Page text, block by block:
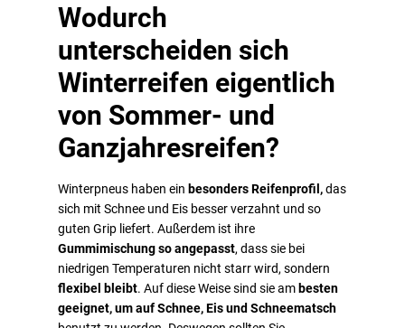
Wodurch
unterscheiden sich
Winterreifen eigentlich
von Sommer- und
Ganzjahresreifen?
Winterpneus haben ein besonders Reifenprofil,das
sich mit Schnee und Eis besser verzahnt und so
guten Grip liefert. Außerdem ist ihre
Gummimischung so angepasst, dass sie bei
niedrigen Temperaturen nicht starr wird, sondern
flexibel bleibt. Auf diese Weise sind sie am besten
geeignet, um auf Schnee, Eis und Schneematsch